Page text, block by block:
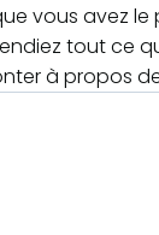
vous avez le
tout ce
à propos